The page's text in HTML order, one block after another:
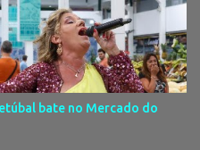
animal e o apoio às
Cuidados de saúde
do CAES A Câmara Municipal
na reunião de 22 de Julho,
com a União
destinado a assegurar
de companhia dos
bate no Mercado do